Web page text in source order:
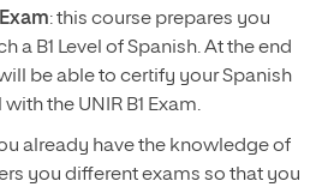
: this course prepares you
a B1 Level of Spanish. At the end
be able to certify your Spanish
the UNIR B1 Exam.
already have the knowledge of
you different exams so that you